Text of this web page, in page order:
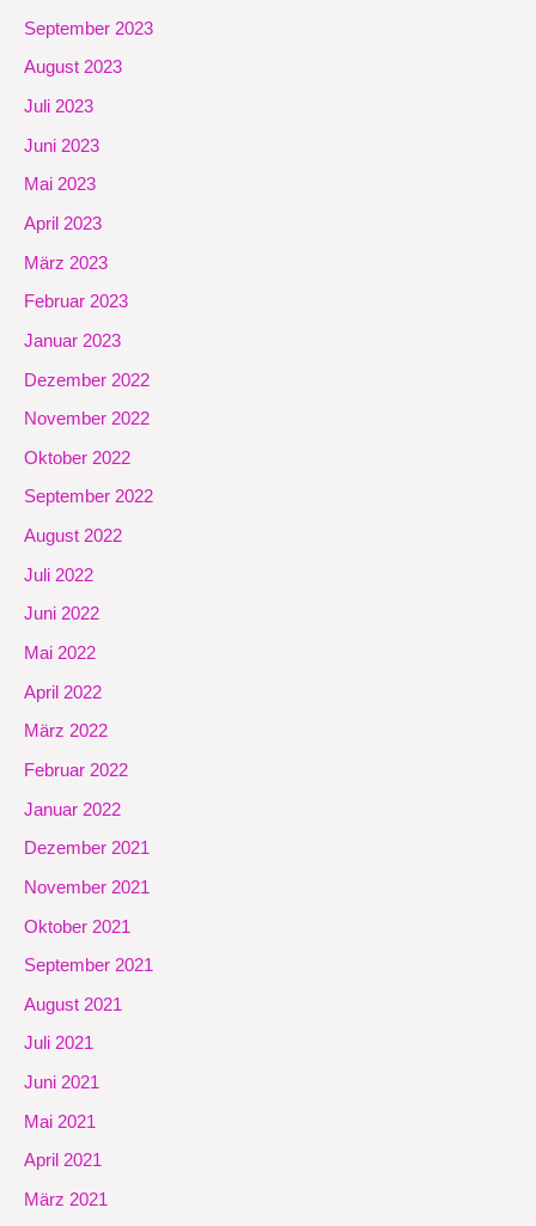
September 2023
August 2023
Juli 2023
Juni 2023
Mai 2023
April 2023
März 2023
Februar 2023
Januar 2023
Dezember 2022
November 2022
Oktober 2022
September 2022
August 2022
Juli 2022
Juni 2022
Mai 2022
April 2022
März 2022
Februar 2022
Januar 2022
Dezember 2021
November 2021
Oktober 2021
September 2021
August 2021
Juli 2021
Juni 2021
Mai 2021
April 2021
März 2021